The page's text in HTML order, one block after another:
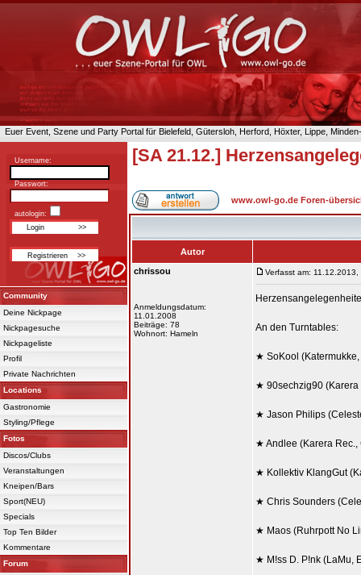
Euer Event, Szene und Party Portal für Bielefeld, Gütersloh, Herford, Höxter, Lippe,
Username:
Passwort:
autologin:
Community
Deine Nickpage
Nickpagesuche
Nickpageliste
Profil
Private Nachrichten
Locations
Gastronomie
Styling/Pflege
Fotos
Discos/Clubs
Veranstaltungen
Kneipen/Bars
Sport(NEU)
Specials
Top Ten Bilder
Kommentare
Forum
[SA 21.12.]
www.owl-go.de Foren-
Autor
chrissou
Anmeldungsdatum:
11.01.2008
Beiträge: 78
Wohnort: Hameln
Verfasst am: 11.12.2013,
An den Turntables:
★ SoKool
★ 90sechzig90 (Karera
★ Jason Philips
★ Andlee (Karera Rec.,
★ Kollektiv KlangGut
★ Chris Sounders
★ Maos (Ruhrpott No
★ M!ss D. P!nk (LaMu,